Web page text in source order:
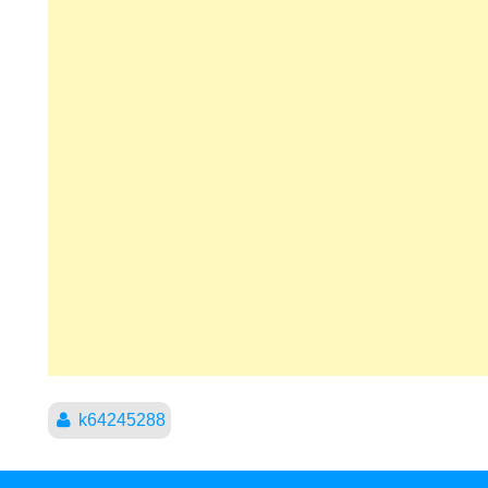
k64245288